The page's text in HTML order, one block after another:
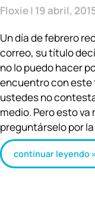
Floxie 19 abril,
Un día de febrero
correo, su título
no lo puedo hacer
encuentro con
ustedes no
medio. Pero esto va
preguntárselo por la
continuar leyendo »